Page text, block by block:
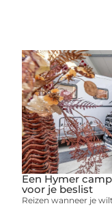
Een Hymer
voor je beslist
Reizen wanneer je